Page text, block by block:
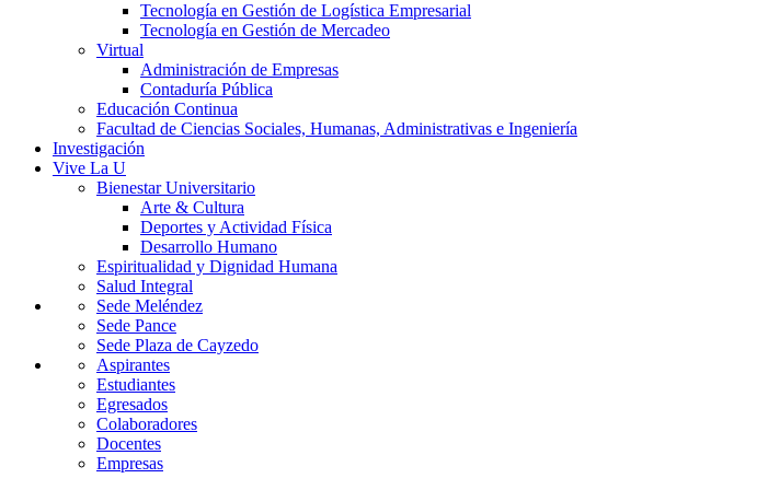
Tecnología en Gestión de Logística Empresarial
Tecnología en Gestión de Mercadeo
Virtual
Administración de Empresas
Contaduría Pública
Educación Continua
Facultad de Ciencias Sociales, Humanas, Administrativas e Ingeniería
Investigación
Vive La U
Bienestar Universitario
Arte & Cultura
Deportes y Actividad Física
Desarrollo Humano
Espiritualidad y Dignidad Humana
Salud Integral
Sede Meléndez
Sede Pance
Sede Plaza de Cayzedo
Aspirantes
Estudiantes
Egresados
Colaboradores
Docentes
Empresas